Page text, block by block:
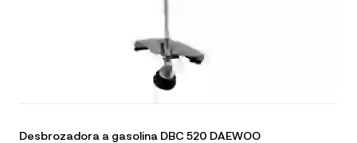
Desbrozadora a gasolina DBC 520 DAEWOO